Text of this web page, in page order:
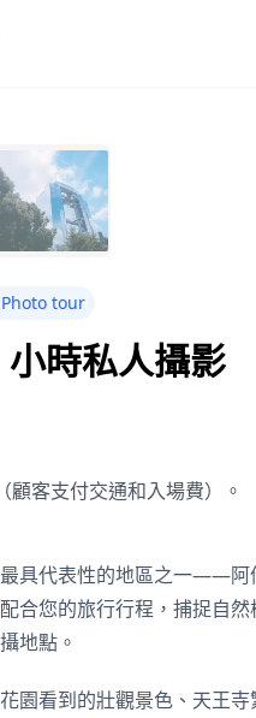
tour
時私人攝影
客支付交通和入場費）。
具代表性的地區之一——
合您的旅行行程，捕捉自
地點。
園看到的壯觀景色、天王寺